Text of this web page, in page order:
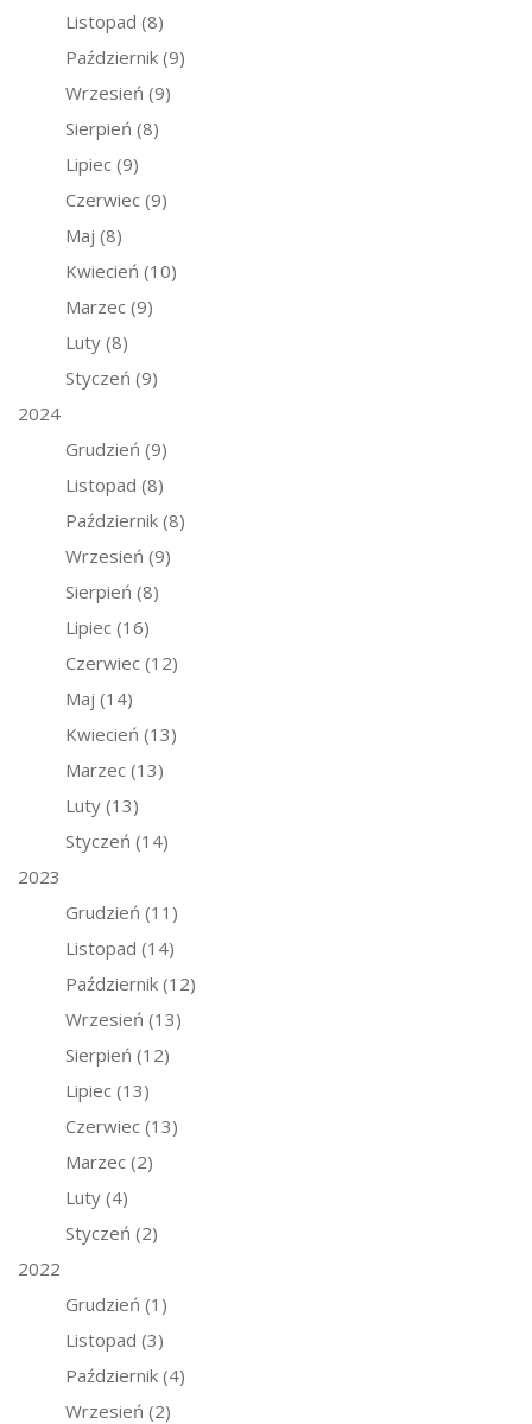
Listopad (8)
Październik (9)
Wrzesień (9)
Sierpień (8)
Lipiec (9)
Czerwiec (9)
Maj (8)
Kwiecień (10)
Marzec (9)
Luty (8)
Styczeń (9)
2024
Grudzień (9)
Listopad (8)
Październik (8)
Wrzesień (9)
Sierpień (8)
Lipiec (16)
Czerwiec (12)
Maj (14)
Kwiecień (13)
Marzec (13)
Luty (13)
Styczeń (14)
2023
Grudzień (11)
Listopad (14)
Październik (12)
Wrzesień (13)
Sierpień (12)
Lipiec (13)
Czerwiec (13)
Marzec (2)
Luty (4)
Styczeń (2)
2022
Grudzień (1)
Listopad (3)
Październik (4)
Wrzesień (2)